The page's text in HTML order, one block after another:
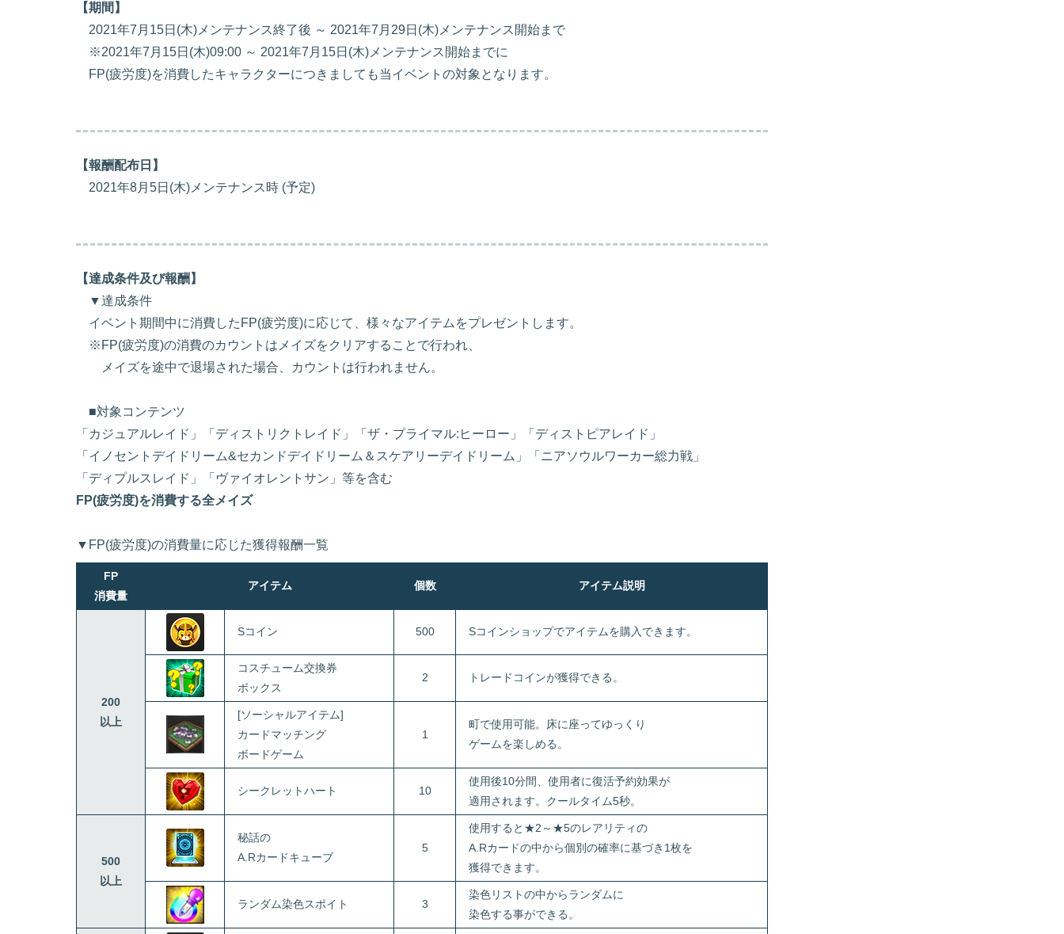
【期間】
2021年7月15日(木)メンテナンス終了後 ～ 2021年7月29日(木)メンテナンス開始まで
※2021年7月15日(木)09:00 ～ 2021年7月15日(木)メンテナンス開始までに
FP(疲労度)を消費したキャラクターにつきましても当イベントの対象となります。
【報酬配布日】
2021年8月5日(木)メンテナンス時 (予定)
【達成条件及び報酬】
▼達成条件
イベント期間中に消費したFP(疲労度)に応じて、様々なアイテムをプレゼントします。
※FP(疲労度)の消費のカウントはメイズをクリアすることで行われ、
メイズを途中で退場された場合、カウントは行われません。
■対象コンテンツ
「カジュアルレイド」「ディストリクトレイド」「ザ・プライマル:ヒーロー」「ディストピアレイド」
「イノセントデイドリーム&セカンドデイドリーム＆スケアリーデイドリーム」「ニアソウルワーカー総力戦」
「ディプルスレイド」「ヴァイオレントサン」等を含む
FP(疲労度)を消費する全メイズ
▼FP(疲労度)の消費量に応じた獲得報酬一覧
FP
消費量
アイテム 個数 アイテム説明
200
以上
Sコイン 500 Sコインショップでアイテムを購入できます。
コスチューム交換券
ボックス
2 トレードコインが獲得できる。
[ソーシャルアイテム]
カードマッチング
ボードゲーム
1
町で使用可能。床に座ってゆっくり
ゲームを楽しめる。
シークレットハート 10
使用後10分間、使用者に復活予約効果が
適用されます。クールタイム5秒。
500
以上
秘話の
A.Rカードキューブ
5
使用すると★2～★5のレアリティの
A.Rカードの中から個別の確率に基づき1枚を
獲得できます。
ランダム染色スポイト 3
染色リストの中からランダムに
染色する事ができる。